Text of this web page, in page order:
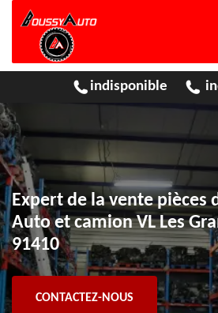
indisponible
Expert de la vente pièces
Auto et camion VL Les
91410
CONTACTEZ-NOUS